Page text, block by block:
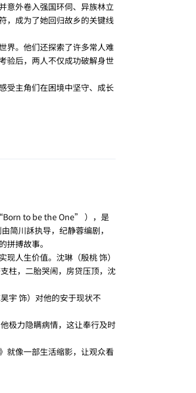
意外卷入强国环伺、异族林立
，成为了她回归故乡的关键线
界。他们还探索了许多常人难
验后，两人不仅成功破解身世
受主角们在困境中坚守、成长
to be the One” ），是
简川訸执导，纪静蓉编剧，
搏故事。
人生价值。沈琳（殷桃 饰）
柱，二胎哭闹，房贷压顶，沈
宇 饰）对他的安于现状不
极力隐瞒病情，这让奉行及时
就像一部生活缩影，让观众看